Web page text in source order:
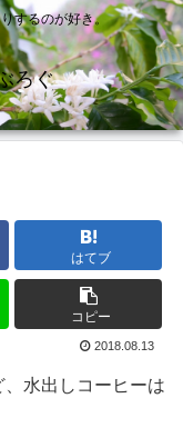
するのが好き。
ろぐ
はてブ
コピー
2018.08.13
水出しコーヒーは